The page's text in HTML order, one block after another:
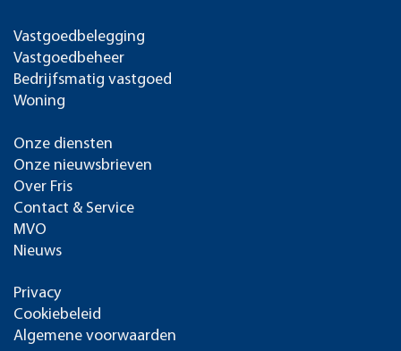
Vastgoedbelegging
Vastgoedbeheer
Bedrijfsmatig vastgoed
Woning
Onze diensten
Onze nieuwsbrieven
Over Fris
Contact & Service
MVO
Nieuws
Privacy
Cookiebeleid
Algemene voorwaarden